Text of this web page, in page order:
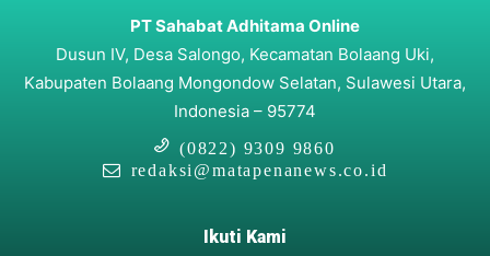
PT Sahabat Adhitama Online
Dusun IV, Desa Salongo, Kecamatan Bolaang Uki,
Kabupaten Bolaang Mongondow Selatan, Sulawesi Utara,
Indonesia – 95774
(0822) 9309 9860
redaksi@matapenanews.co.id
Ikuti Kami